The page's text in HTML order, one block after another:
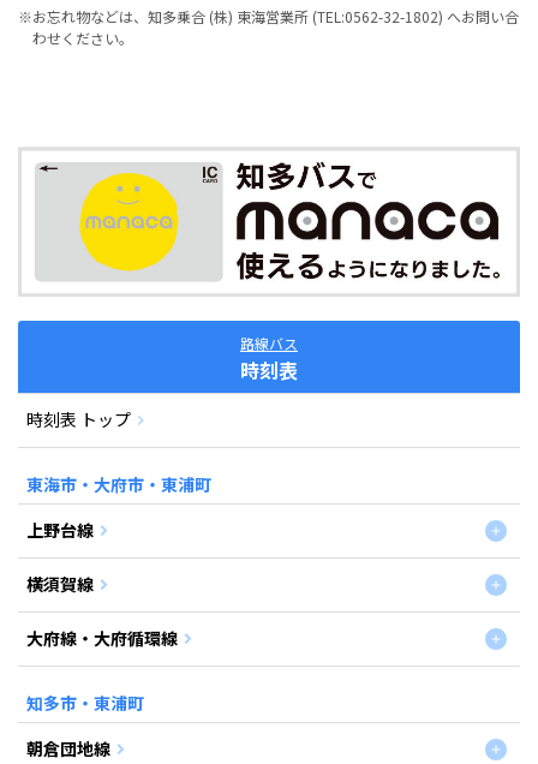
※お忘れ物などは、知多乗合 (株) 東海営業所 (TEL:0562-32-1802) へお問い合
わせください。
路線バス
時刻表
時刻表 トップ
東海市・大府市・東浦町
上野台線
横須賀線
大府線・大府循環線
知多市・東浦町
朝倉団地線